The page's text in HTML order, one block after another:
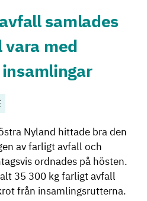
samlades
med
Nyland hittade bra den
av farligt avfall och
ordnades på hösten.
35 300 kg farligt avfall
från insamlingsrutterna.